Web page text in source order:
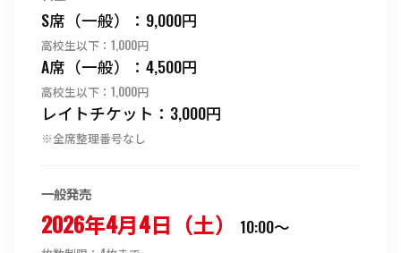
S席（一般）：9,000円
高校生以下：1,000円
A席（一般）：4,500円
高校生以下：1,000円
レイトチケット：3,000円
※全席整理番号なし
一般発売
2026年4月4日（土） 10:00〜